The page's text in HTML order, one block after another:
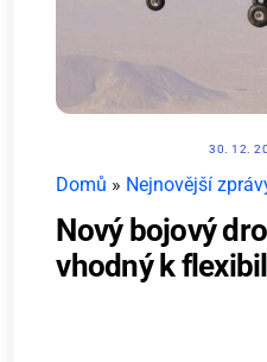
30. 12.
Domů » Nejnovější
Nový bojový
vhodný k